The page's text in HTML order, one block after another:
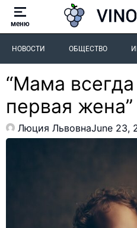
меню
НОВОСТИ ОБЩЕСТВО
“Мама
первая жена”
Люция ЛьвовнаJune 23,